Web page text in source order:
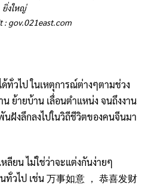
ยิ่งใหญ่
: gov.021east.com
ทั่วไป ในเหตุการณ์ต่างๆตามช่วง
น ย้ายบ้าน เลื่อนตำแหน่ง จนถึงงาน
ฝังลึกลงไปในวิถีชีวิตของคนจีนมา
ลียน ไม่ใช่ว่าจะแต่งกันง่ายๆ
วไป เช่น 万事如意 ， 恭喜发财